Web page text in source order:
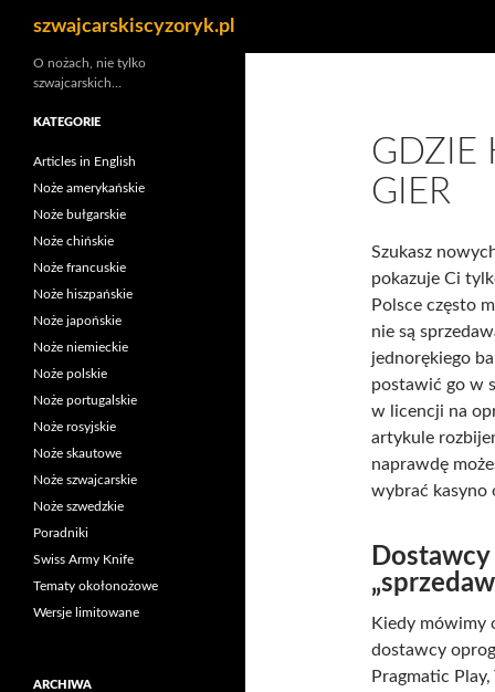
Przejdź
treści
szwajcarskiscyzoryk.pl
GDZIE
GIER
Szukasz
pokazuje Ci
Polsce często
nie są
jednorękiego
postawić go w
w licencji na
artykule
naprawdę
wybrać kasyno
Kiedy mówimy
dostawcy
Pragmatic
O nożach, nie tylko
szwajcarskich…
KATEGORIE
Articles in English
Noże amerykańskie
Noże bułgarskie
Noże chińskie
Noże francuskie
Noże hiszpańskie
Noże japońskie
Noże niemieckie
Noże polskie
Noże portugalskie
Noże rosyjskie
Noże skautowe
Noże szwajcarskie
Noże szwedzkie
Poradniki
Swiss Army Knife
Tematy okołonożowe
Wersje limitowane
ARCHIWA